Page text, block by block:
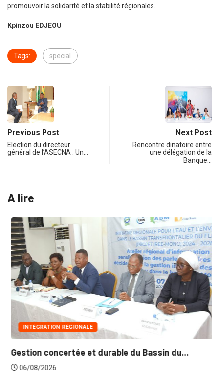
promouvoir la solidarité et la stabilité régionales.
Kpinzou EDJEOU
Tags: special
Previous Post
Election du directeur
général de l’ASECNA : Un…
Next Post
Rencontre dinatoire entre
une délégation de la
Banque…
A lire
INTÉGRATION RÉGIONALE
Gestion concertée et durable du Bassin du...
06/08/2026